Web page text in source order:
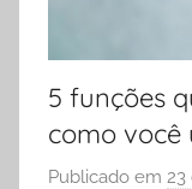
5 funções
como você
Publicado em 23